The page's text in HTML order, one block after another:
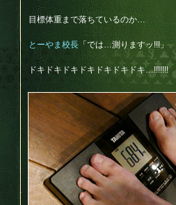
目標体重まで落ちているのか…
とーやま校長 「では…測りますッ!!!」
ドキドキドキドキドキドキドキ…!!!!!!!